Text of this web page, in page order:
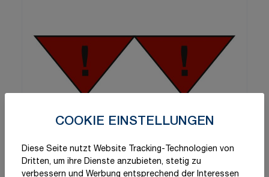
COOKIE EINSTELLUNGEN
Diese Seite nutzt Website Tracking-Technologien von
Dritten, um ihre Dienste anzubieten, stetig zu
verbessern und Werbung entsprechend der Interessen